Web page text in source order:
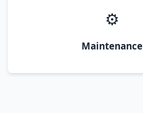
⚙️
Maintenance